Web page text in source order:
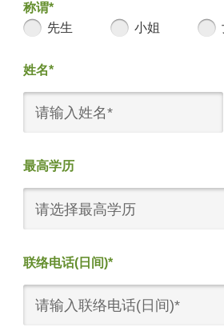
称谓*
先生
小姐
姓名*
最高学历
请选择最高学历
联络电话(日间)*